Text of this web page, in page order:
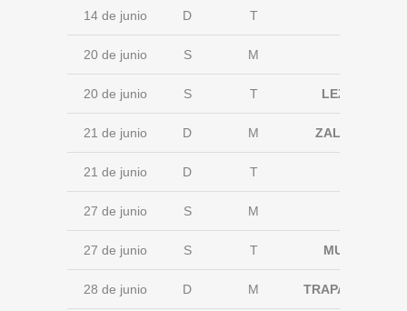
14 de junio D T
20 de junio S M
20 de junio S T LEZAMA
21 de junio D M ZALDIBAR
21 de junio D T
27 de junio S M
27 de junio S T MUSKIZ
28 de junio D M TRAPAGARAN